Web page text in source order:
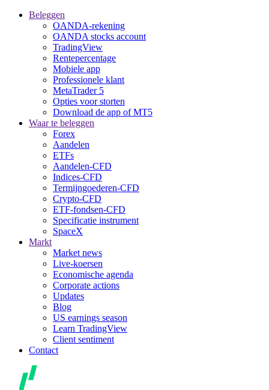
Beleggen
OANDA-rekening
OANDA stocks account
TradingView
Rentepercentage
Mobiele app
Professionele klant
MetaTrader 5
Opties voor storten
Download de app of MT5
Waar te beleggen
Forex
Aandelen
ETFs
Aandelen-CFD
Indices-CFD
Termijngoederen-CFD
Crypto-CFD
ETF-fondsen-CFD
Specificatie instrument
SpaceX
Markt
Market news
Live-koersen
Economische agenda
Corporate actions
Updates
Blog
US earnings season
Learn TradingView
Client sentiment
Contact